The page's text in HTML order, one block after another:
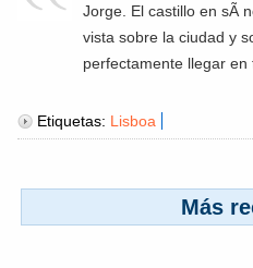
Jorge. El castillo en sÃ­
vista sobre la ciudad y
perfectamente llegar en
Etiquetas: Lisboa
Más